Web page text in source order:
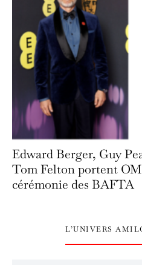
Edward Berger, Guy
Tom Felton portent
cérémonie des BAFTA
L’UNIVERS